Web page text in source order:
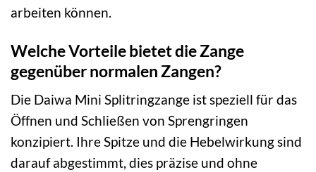
arbeiten können.
Welche Vorteile bietet die Zange
gegenüber normalen Zangen?
Die Daiwa Mini Splitringzange ist speziell für das
Öffnen und Schließen von Sprengringen
konzipiert. Ihre Spitze und die Hebelwirkung sind
darauf abgestimmt, dies präzise und ohne